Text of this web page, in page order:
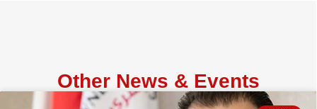
Other News & Events